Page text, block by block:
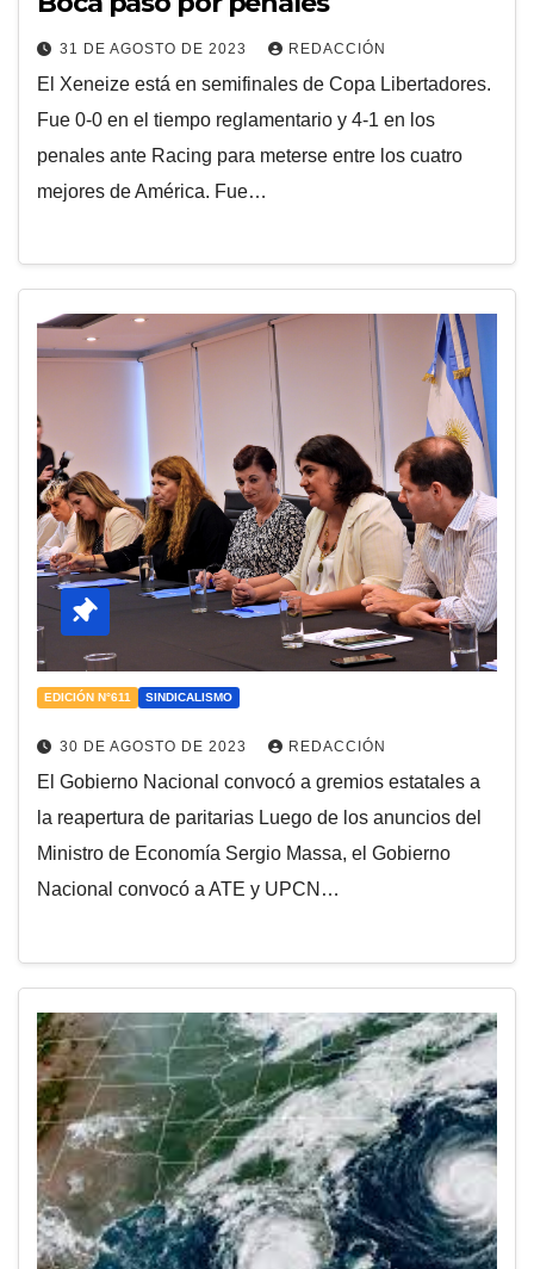
31 DE AGOSTO DE 2023 REDACCIÓN
El Xeneize está en semifinales de Copa Libertadores.
Fue 0-0 en el tiempo reglamentario y 4-1 en los
penales ante Racing para meterse entre los cuatro
mejores de América. Fue…
EDICIÓN N°611 SINDICALISMO
30 DE AGOSTO DE 2023 REDACCIÓN
El Gobierno Nacional convocó a gremios estatales a
la reapertura de paritarias Luego de los anuncios del
Ministro de Economía Sergio Massa, el Gobierno
Nacional convocó a ATE y UPCN…